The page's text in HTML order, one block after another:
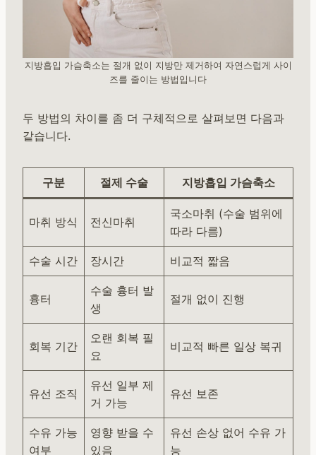
지방흡입 가슴축소는 절개 없이 지방만 제거하여 자연스럽게 사이
즈를 줄이는 방법입니다
두 방법의 차이를 좀 더 구체적으로 살펴보면 다음과
같습니다.
구분 절제 수술 지방흡입 가슴축소
마취 방식 전신마취
국소마취 (수술 범위에
따라 다름)
수술 시간 장시간 비교적 짧음
흉터
수술 흉터 발
생
절개 없이 진행
회복 기간
오랜 회복 필
요
비교적 빠른 일상 복귀
유선 조직
유선 일부 제
거 가능
유선 보존
수유 가능
여부
영향 받을 수
있음
유선 손상 없어 수유 가
능